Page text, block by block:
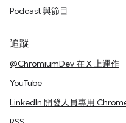
Podcast 與節目
追蹤
@ChromiumDev 在 X 上運作
YouTube
LinkedIn 開發人員專用